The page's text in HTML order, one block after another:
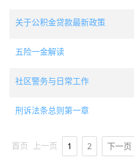
关于公积金贷款最新政策
五险一金解读
社区警务与日常工作
刑诉法条总则第一章
首页 上一页 1 2 下一页